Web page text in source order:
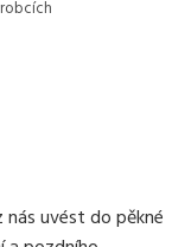
uvést do pěkné